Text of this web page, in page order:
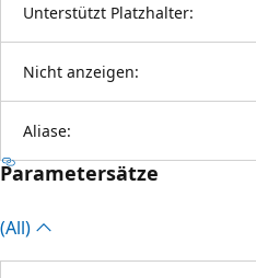
Unterstützt Platzhalter:
Nicht anzeigen:
Aliase:
Parametersätze
(All)